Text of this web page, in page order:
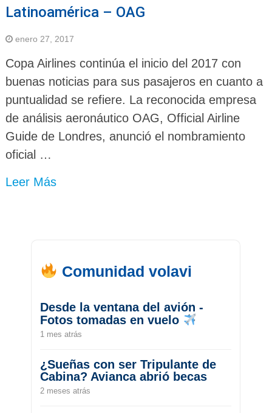
Latinoamérica – OAG
enero 27, 2017
Copa Airlines continúa el inicio del 2017 con
buenas noticias para sus pasajeros en cuanto a
puntualidad se refiere. La reconocida empresa
de análisis aeronáutico OAG, Official Airline
Guide de Londres, anunció el nombramiento
oficial …
Leer Más
Comunidad volavi
Desde la ventana del avión -
Fotos tomadas en vuelo
1 mes atrás
¿Sueñas con ser Tripulante de
Cabina? Avianca abrió becas
2 meses atrás